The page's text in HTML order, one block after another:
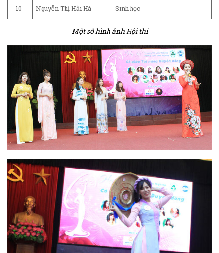
10 Nguyễn Thị Hải Hà Sinh học
Một số hình ảnh Hội thi